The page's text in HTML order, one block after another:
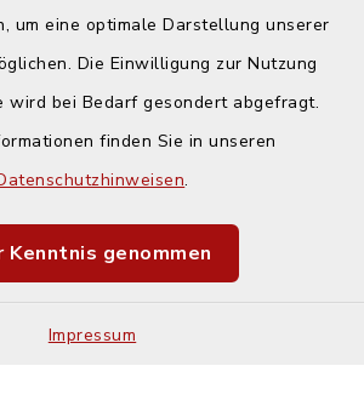
um eine optimale Darstellung unserer
Die Einwilligung zur Nutzung
wird bei Bedarf gesondert abgefragt.
finden Sie in unseren
.
Kenntnis genommen
Impressum
Barrierefreiheit
Impressum
Sitemap